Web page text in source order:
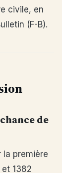
civile, en
(F-B).
de
la première
1382